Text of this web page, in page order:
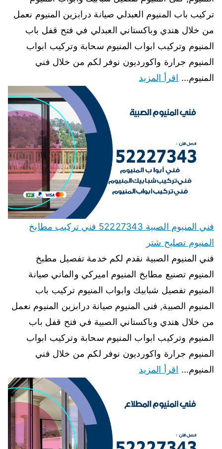
تركيب باب المنيوم العبدلي صيانة درابزين المنيوم نعمل
من خلال هندي وباكستاني العبدلي في فتح قفل باب
المنيوم وتركيب ابواب المنيوم سحابة وتركيب ابواب
المنيوم جرارة واكورديون نوفر لكم من خلال فني
المنيوم… اقرأ المزيد
فني المنيوم الصبية 52227343 فني تركيب مطابخ
المنيوم تصليح شتر
فني المنيوم الصبية نقدم لكم خدمة تفصيل مطبخ
المنيوم تصنيع مطابخ المنيوم اميركي والماني صيانة
المنيوم تفصيل شبابيك وابواب المنيوم تركيب باب
المنيوم الصبية, فنى المنيوم صيانة درابزين المنيوم نعمل
من خلال هندي وباكستاني الصبية في فتح قفل باب
المنيوم وتركيب ابواب المنيوم سحابة وتركيب ابواب
المنيوم جرارة واكورديون نوفر لكم من خلال فني
المنيوم… اقرأ المزيد